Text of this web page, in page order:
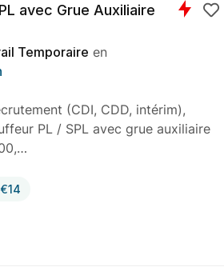
avec Grue Auxiliaire
Temporaire en
(CDI, CDD, intérim),
PL / SPL avec grue auxiliaire